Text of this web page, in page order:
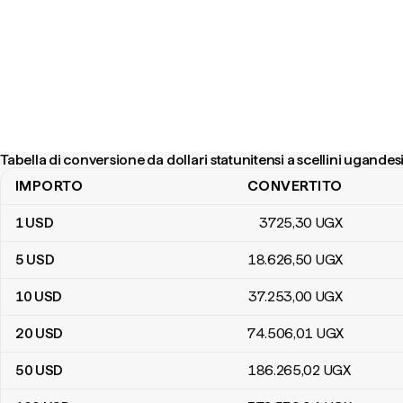
Tabella di conversione da dollari statunitensi a scellini
Tabella di conversione da dollari statunitensi a scellini ugandesi
IMPORTO CONVERTITO
1USD 3725,30 UGX
5 USD 18.626,50 UGX
10 USD 37.253,00 UGX
20 USD 74.506,01 UGX
50 USD 186.265,02 UGX